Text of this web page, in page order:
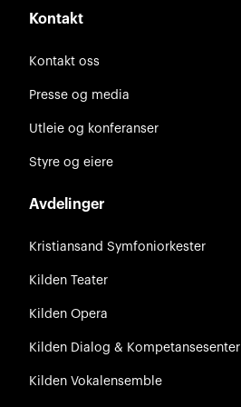
Kontakt
Kontakt oss
Presse og media
Utleie og konferanser
Styre og eiere
Avdelinger
Kristiansand Symfoniorkester
Kilden Teater
Kilden Opera
Kilden Dialog & Kompetansesenter
Kilden Vokalensemble